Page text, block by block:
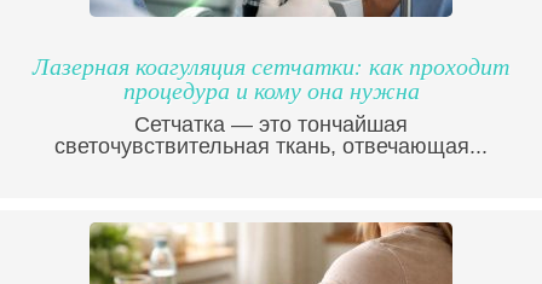
Лазерная коагуляция сетчатки: как проходит
процедура и кому она нужна
Сетчатка — это тончайшая
светочувствительная ткань, отвечающая...